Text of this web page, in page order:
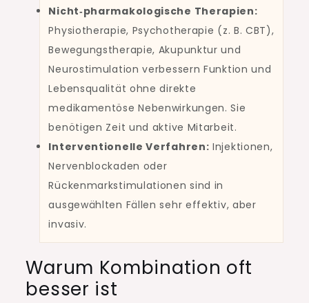
Nicht‑pharmakologische Therapien:
Physiotherapie, Psychotherapie (z. B. CBT),
Bewegungstherapie, Akupunktur und
Neurostimulation verbessern Funktion und
Lebensqualität ohne direkte
medikamentöse Nebenwirkungen. Sie
benötigen Zeit und aktive Mitarbeit.
Interventionelle Verfahren: Injektionen,
Nervenblockaden oder
Rückenmarkstimulationen sind in
ausgewählten Fällen sehr effektiv, aber
invasiv.
Warum Kombination oft
besser ist